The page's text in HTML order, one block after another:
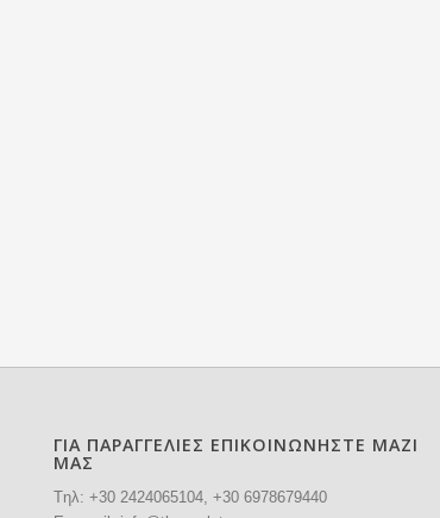
ΓΙΑ ΠΑΡΑΓΓΕΛΙΕΣ ΕΠΙΚΟΙΝΩΝΗΣΤΕ ΜΑΖΙ
ΜΑΣ
Tηλ: +302424065104, +30 6978679440